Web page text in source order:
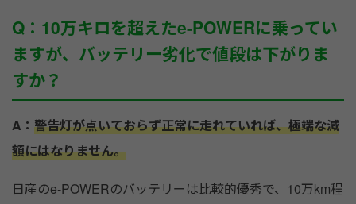
Q：10万キロを超えたe-POWERに乗ってい
ますが、バッテリー劣化で値段は下がりま
すか？
A： 警告灯が点いておらず正常に走れていれば、極端な減
額にはなりません。
日産のe-POWERのバッテリーは比較的優秀で、10万km程